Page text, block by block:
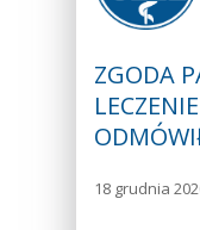
ZGODA
18 grudnia